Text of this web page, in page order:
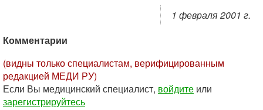
1 февраля 2001 г.
Комментарии
(видны только специалистам, верифицированным
редакцией МЕДИ РУ)
Если Вы медицинский специалист, войдите или
зарегистрируйтесь